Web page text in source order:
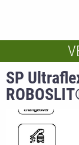
SP
Umroller